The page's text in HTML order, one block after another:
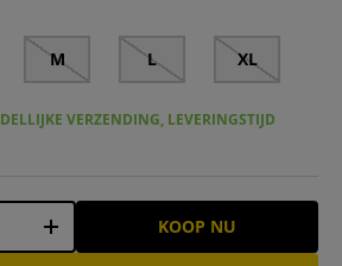
M L XL
VERZENDING, LEVERINGSTIJD
+ KOOP NU